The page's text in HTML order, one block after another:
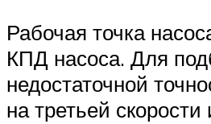
Рабочая точка
КПД насоса. Для
недостаточной
на третьей